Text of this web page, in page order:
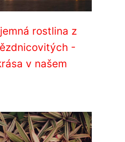
rostlina z
-
v našem